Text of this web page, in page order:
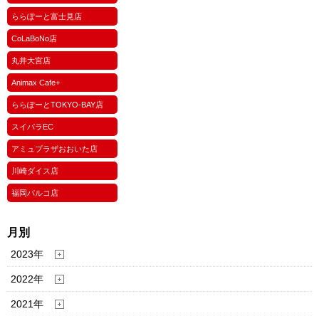
ららぽーと富士見店
CoLaBoNo店
丸井大宮店
Animax Cafe+
ららぽーとTOKYO-BAY店
スイパラEC
アミュプラザおおいた店
川崎ダイス店
福岡パルコ店
月別
2023年
2022年
2021年